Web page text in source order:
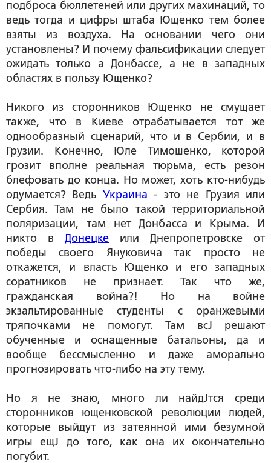
подброса бюллетеней или других махинаций, то
ведь тогда и цифры штаба Ющенко тем более
взяты из воздуха. На основании чего они
установлены? И почему фальсификации следует
ожидать только а Донбассе, а не в западных
областях в пользу Ющенко?
Никого из сторонников Ющенко не смущает
также, что в Киеве отрабатывается тот же
однообразный сценарий, что и в Сербии, и в
Грузии. Конечно, Юле Тимошенко, которой
грозит вполне реальная тюрьма, есть резон
блефовать до конца. Но может, хоть кто-нибудь
одумается? Ведь Украина - это не Грузия или
Сербия. Там не было такой территориальной
поляризации, там нет Донбасса и Крыма. И
никто в Донецке или Днепропетровске от
победы своего Януковича так просто не
откажется, и власть Ющенко и его западных
соратников не признает. Так что же,
гражданская война?! Но на войне
экзальтированные студенты с оранжевыми
тряпочками не помогут. Там всЈ решают
обученные и оснащенные батальоны, да и
вообще бессмысленно и даже аморально
прогнозировать что-либо на эту тему.
Но я не знаю, много ли найдЈтся среди
сторонников ющенковской революции людей,
которые выйдут из затеянной ими безумной
игры ещЈ до того, как она их окончательно
погубит.